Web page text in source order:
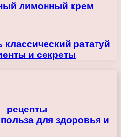
лимонный крем
классический рататуй
и секреты
рецепты
для здоровья и